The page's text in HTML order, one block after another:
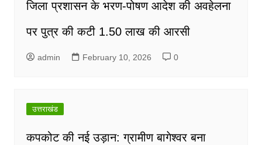
जिला प्रशासन के भरण-पोषण आदेश की अवहेलना
पर पुत्र की कटी 1.50 लाख की आरसी
admin February 10, 2026 0
उत्तराखंड
कपकोट की नई उड़ान: ग्रामीण बागेश्वर बना